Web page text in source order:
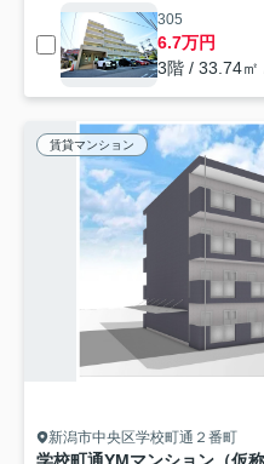
305
6.7万円
3階 / 33.74㎡
賃貸マンション
新潟市中央区学校町通２番町